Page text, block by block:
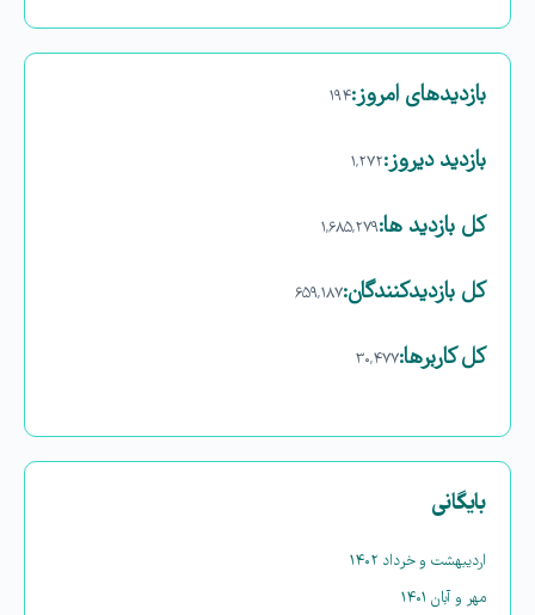
بازدیدهای امروز:۱۹۴
بازدید دیروز:۱,۲۷۲
کل بازدید ها:۱,۶۸۵,۲۷۹
کل بازدیدکنند‌گان:۶۵۹,۱۸۷
کل کاربرها:۳۰,۴۷۷
بایگانی
اردیبهشت و خرداد ۱۴۰۲
مهر و آبان ۱۴۰۱